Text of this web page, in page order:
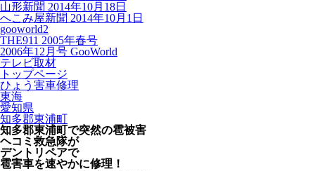
山形新聞 2014年10月18日
へこみ屋新聞 2014年10月1日
gooworld2
THE911 2005年春号
2006年12月号 GooWorld
テレビ取材
トップページ
ひょう害車修理
東海
愛知県
知多郡東浦町
知多郡東浦町で突然の雹被害
ヘコミ救急隊が
デントリペアで
雹害車を速やかに修理！